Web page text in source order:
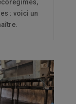
: voici un